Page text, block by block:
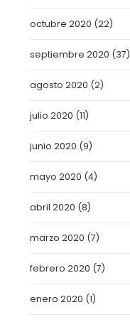
octubre 2020 (22)
septiembre 2020 (37)
agosto 2020 (2)
julio 2020 (11)
junio 2020 (9)
mayo 2020 (4)
abril 2020 (8)
marzo 2020 (7)
febrero 2020 (7)
enero 2020 (1)